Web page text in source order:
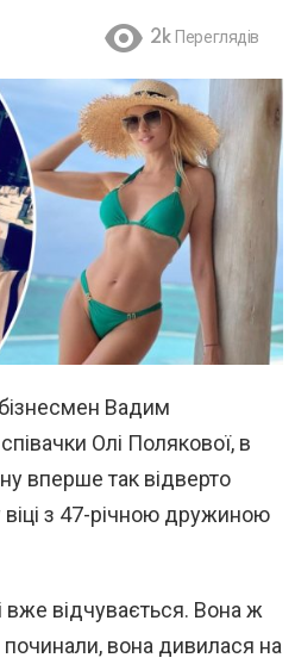
2k Переглядів
Вадим
Олі Полякової, в
вперше так відверто
віці з 47-річною дружиною
вже відчувається. Вона ж
вона дивилася на